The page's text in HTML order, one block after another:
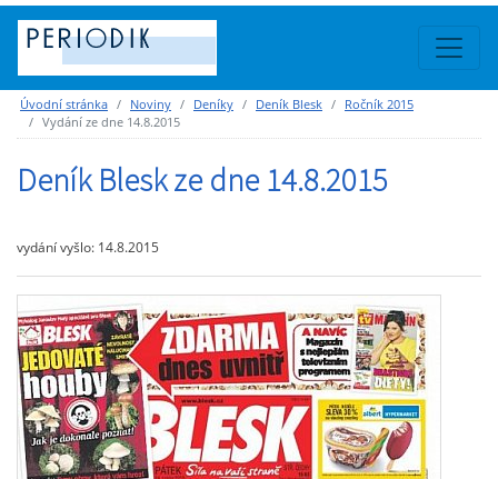
Úvodní stránka Noviny Deníky Deník Blesk
Ročník 2015
Vydání ze dne 14.8.2015
Deník Blesk ze dne 14.8.2015
vydání vyšlo: 14.8.2015